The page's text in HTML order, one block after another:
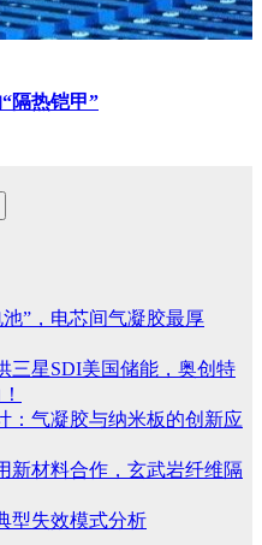
隔热铠甲”
”，电芯间气凝胶最厚
三星SDI美国储能，奥创特
：气凝胶与纳米板的创新应
新材料合作，玄武岩纤维隔
型失效模式分析